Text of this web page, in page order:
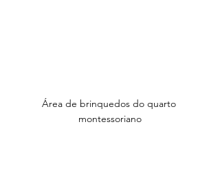
Área de brinquedos do quarto
montessoriano